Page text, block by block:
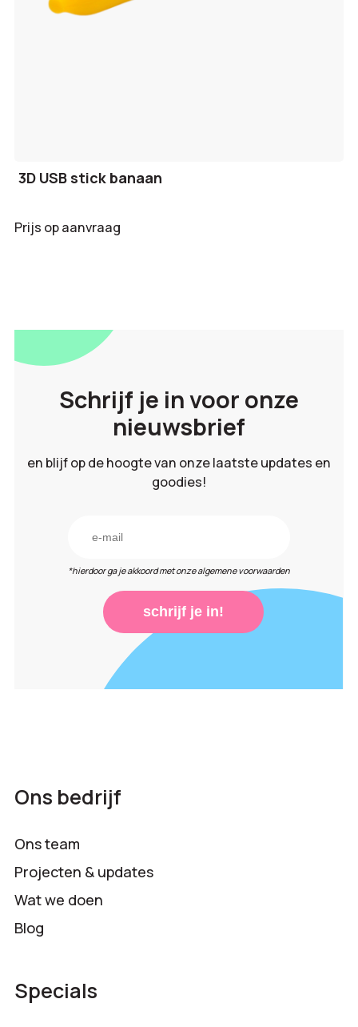
3D USB stick banaan
Prijs op aanvraag
Schrijf je in voor onze
nieuwsbrief
en blijf op de hoogte van onze laatste updates en
goodies!
*hierdoor ga je akkoord met onze algemene voorwaarden
schrijf je in!
Ons bedrijf
Ons team
Projecten & updates
Wat we doen
Blog
Specials